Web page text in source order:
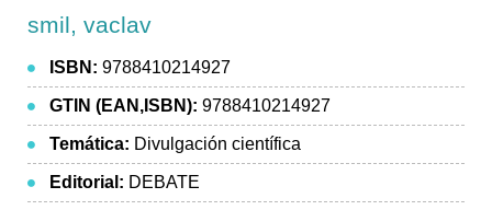
smil, vaclav
ISBN: 9788410214927
GTIN (EAN,ISBN): 9788410214927
Temática: Divulgación científica
Editorial: DEBATE